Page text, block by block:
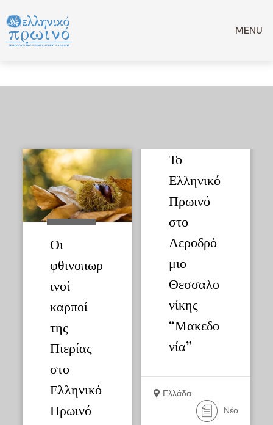
σε
περιεχόμενο
MENU
Νέα
Οι
φθινοπωρ
ινοί
καρποί
της
Πιερίας
στο
Ελληνικό
Πρωινό
Το
Ελληνικό
Πρωινό
στο
Αεροδρό
μιο
Θεσσαλο
νίκης
“Μακεδο
νία”
Ελλάδα
Νέο